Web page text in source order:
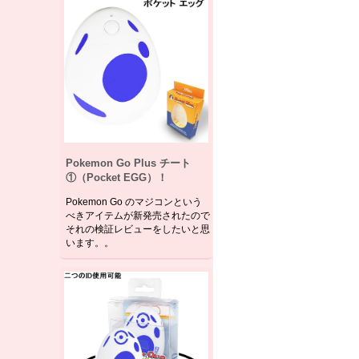
Pokemon Go Plus チート
①（Pocket EGG）！
Pokemon Go のマジコンという
べきアイテムが新発売されたので
それの検証レビューをしたいと思
います。。